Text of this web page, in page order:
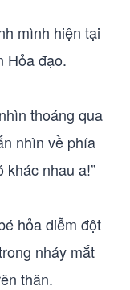
mình hiện tại
Hỏa đạo.
thoáng qua
nhìn về phía
khác nhau a!”
hỏa diễm đột
nháy mắt
thân.